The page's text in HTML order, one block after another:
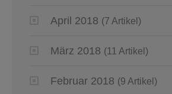
April 2018 (7 Artikel)
März 2018 (11 Artikel)
Februar 2018 (9 Artikel)